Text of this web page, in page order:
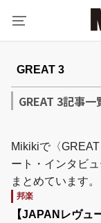
GREAT 3記事一
Mikikiで〈
ート・インタビ
まとめています。
邦楽
【JAPANレヴュ